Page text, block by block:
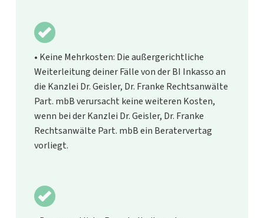
• Keine Mehrkosten: Die außergerichtliche
Weiterleitung deiner Fälle von der BI Inkasso an
die Kanzlei Dr. Geisler, Dr. Franke Rechtsanwälte
Part. mbB verursacht keine weiteren Kosten,
wenn bei der Kanzlei Dr. Geisler, Dr. Franke
Rechtsanwälte Part. mbB ein Beratervertag
vorliegt.